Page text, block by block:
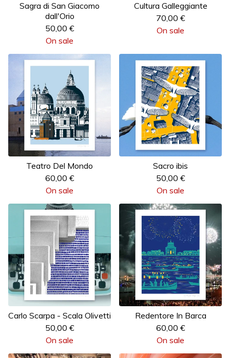
Sagra di San Giacomo
dall'Orio
50,00 €
On sale
Cultura Galleggiante
70,00 €
On sale
Teatro Del Mondo
60,00 €
On sale
Sacro ibis
50,00 €
On sale
Carlo Scarpa - Scala Olivetti
50,00 €
On sale
Redentore In Barca
60,00 €
On sale